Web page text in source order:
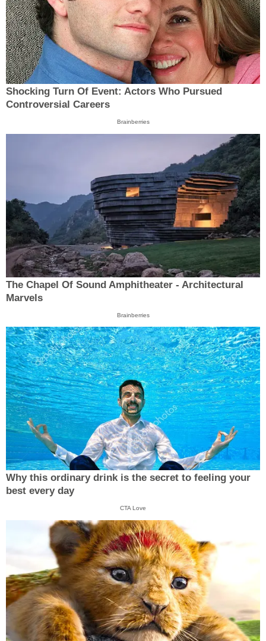
Shocking Turn Of Event: Actors Who Pursued
Controversial Careers
Brainberries
The Chapel Of Sound Amphitheater - Architectural
Marvels
Brainberries
Why this ordinary drink is the secret to feeling your
best every day
CTA Love